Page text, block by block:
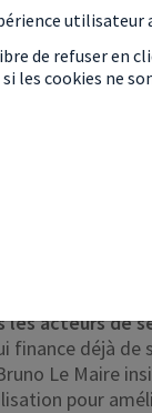
défendu par
mobiliser
permettre
lesacteurs de
finance déjà de
Le Maire
pour
utilisateur
de refuser en
si les cookies ne